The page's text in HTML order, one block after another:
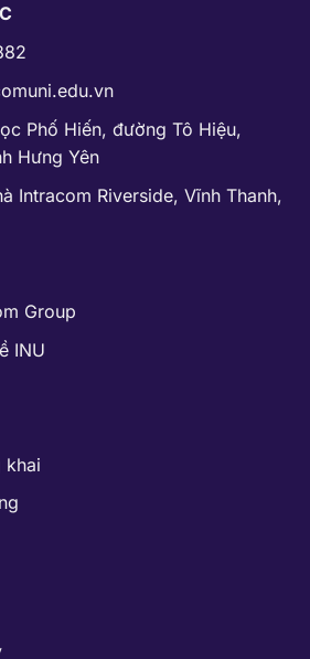
Phố Hiến, đường Tô Hiệu,
Hưng Yên
Intracom Riverside, Vĩnh Thanh,
Group
INU
khai